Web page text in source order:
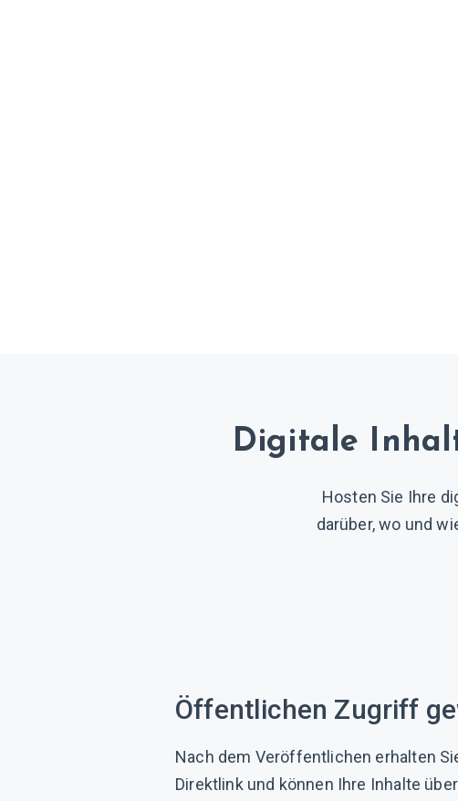
Digitale
Hosten Sie Ihre
darüber, wo und
Öffentlichen Zugriff
Nach dem Veröffentlichen erhalten
Direktlink und können Ihre Inhalte